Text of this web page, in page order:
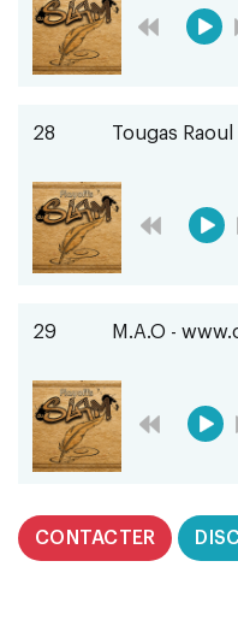
28 Tougas
29 M.A.O -
CONTACTER